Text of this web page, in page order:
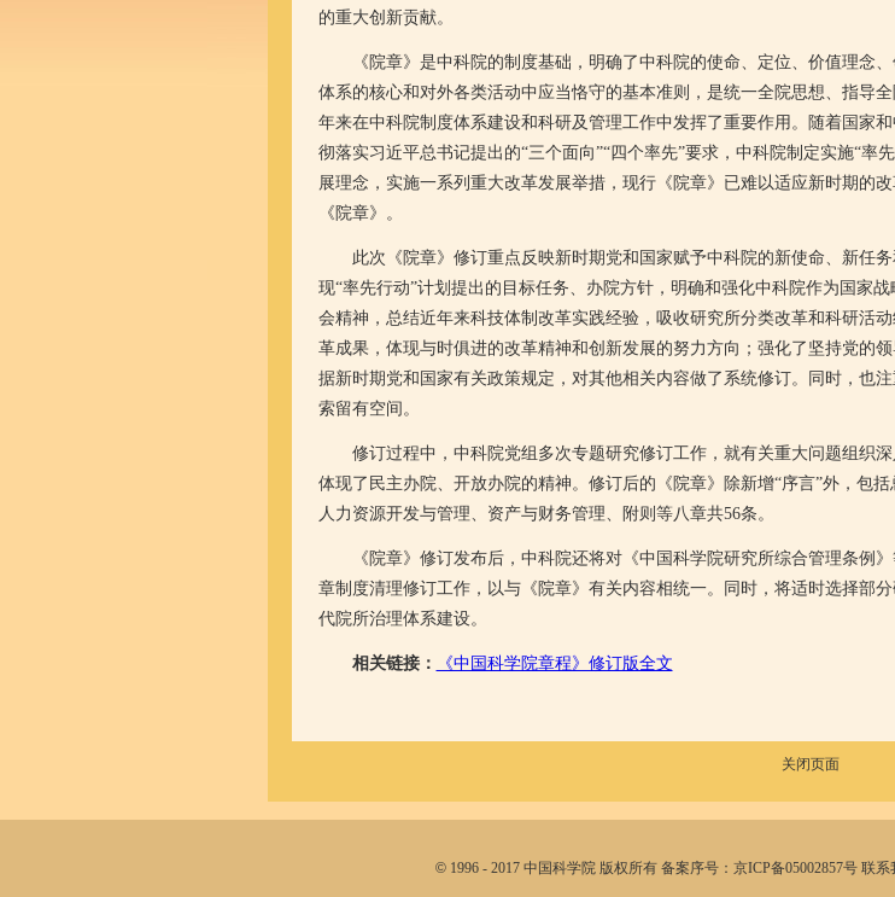
的重大创新贡献。
《院章》是中科院的制度基础，明确了中科院的使命、定位、价值理念、
体系的核心和对外各类活动中应当恪守的基本准则，是统一全院思想、指导
年来在中科院制度体系建设和科研及管理工作中发挥了重要作用。随着国家
彻落实习近平总书记提出的“三个面向”“四个率先”要求，中科院制定实施“率
展理念，实施一系列重大改革发展举措，现行《院章》已难以适应新时期的
《院章》。
此次《院章》修订重点反映新时期党和国家赋予中科院的新使命、新任务
现“率先行动”计划提出的目标任务、办院方针，明确和强化中科院作为国家
会精神，总结近年来科技体制改革实践经验，吸收研究所分类改革和科研活
革成果，体现与时俱进的改革精神和创新发展的努力方向；强化了坚持党的
据新时期党和国家有关政策规定，对其他相关内容做了系统修订。同时，也
索留有空间。
修订过程中，中科院党组多次专题研究修订工作，就有关重大问题组织深
体现了民主办院、开放办院的精神。修订后的《院章》除新增“序言”外，包
人力资源开发与管理、资产与财务管理、附则等八章共56条。
《院章》修订发布后，中科院还将对《中国科学院研究所综合管理条例》
章制度清理修订工作，以与《院章》有关内容相统一。同时，将适时选择部
代院所治理体系建设。
相关链接： 《中国科学院章程》修订版全文
关闭页面
©1996 - 2017 中国科学院 版权所有 备案序号：京ICP备05002857号 联